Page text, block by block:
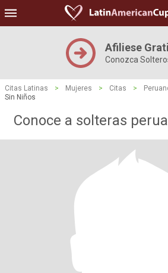
Afiliese
Conozca
Citas Latinas > Mujeres > Citas >
Sin Niños
Conoce a solteras